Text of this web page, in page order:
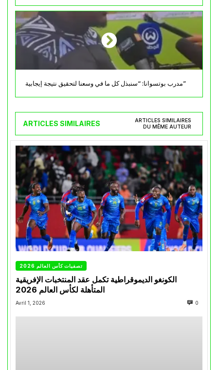
مدرب بوتسوانا: “سنبذل كل ما في وسعنا لتحقيق نتيجة إيجابية”
ARTICLES SIMILAIRES
ARTICLES SIMILAIRES
DU MÊME AUTEUR
تصفيات كأس العالم 2026
الكونغو الديموقراطية تكمل عقد المنتخبات الإفريقية
المتأهلة لكأس العالم 2026
Avril 1, 2026 0